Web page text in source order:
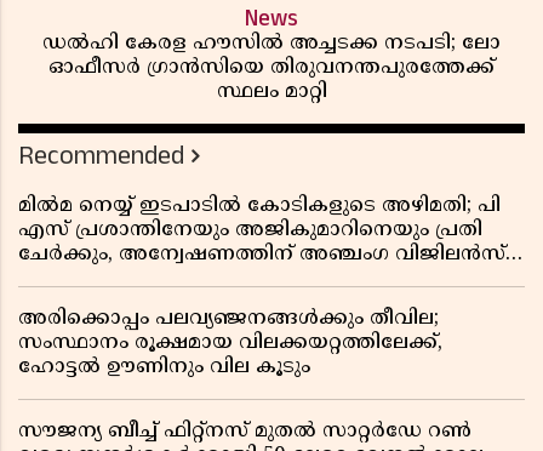
News
ഡൽഹി കേരള ഹൗസിൽ അച്ചടക്ക നടപടി; ലോ
ഓഫീസർ ഗ്രാൻസിയെ തിരുവനന്തപുരത്തേക്ക്
സ്ഥലം മാറ്റി
Recommended
മിൽമ നെയ്യ് ഇടപാടിൽ കോടികളുടെ അഴിമതി; പി
എസ് പ്രശാന്തിനേയും അജികുമാറിനെയും പ്രതി
ചേർക്കും, അന്വേഷണത്തിന് അഞ്ചംഗ വിജിലൻസ്
അരിക്കൊപ്പം പലവ്യഞ്ജനങ്ങൾക്കും തീവില;
സംസ്ഥാനം രൂക്ഷമായ വിലക്കയറ്റത്തിലേക്ക്,
ഹോട്ടൽ ഊണിനും വില കൂടും
സൗജന്യ ബീച്ച് ഫിറ്റ്നസ് മുതൽ സാറ്റർഡേ റൺ